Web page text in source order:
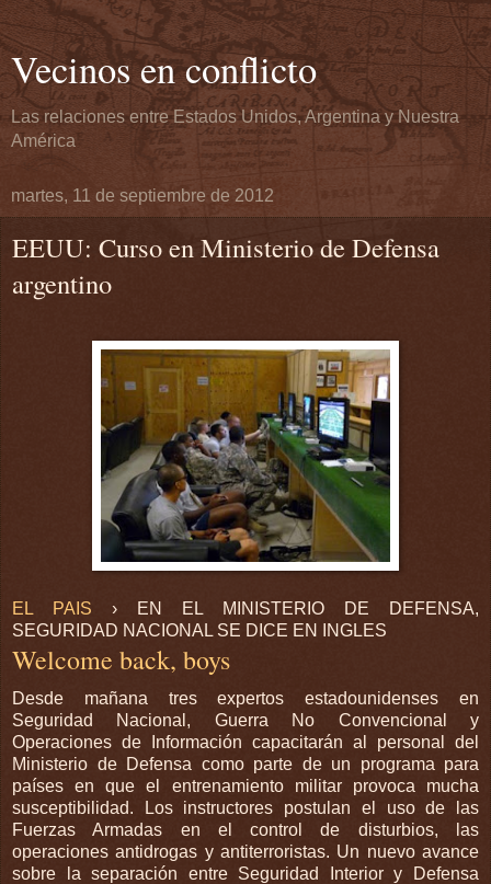
Vecinos en conflicto
Las relaciones entre Estados Unidos, Argentina y Nuestra
América
martes, 11 de septiembre de 2012
EEUU: Curso en Ministerio de Defensa
argentino
EL PAIS › EN EL MINISTERIO DE DEFENSA,
SEGURIDAD NACIONAL SE DICE EN INGLES
Welcome back, boys
Desde mañana tres expertos estadounidenses en
Seguridad Nacional, Guerra No Convencional y
Operaciones de Información capacitarán al personal del
Ministerio de Defensa como parte de un programa para
países en que el entrenamiento militar provoca mucha
susceptibilidad. Los instructores postulan el uso de las
Fuerzas Armadas en el control de disturbios, las
operaciones antidrogas y antiterroristas. Un nuevo avance
sobre la separación entre Seguridad Interior y Defensa